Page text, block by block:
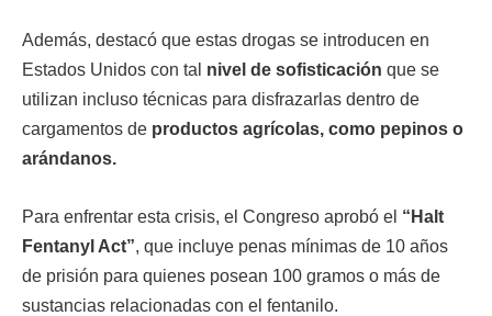
Además, destacó que estas drogas se introducen en
Estados Unidos con tal nivel de sofisticación que se
utilizan incluso técnicas para disfrazarlas dentro de
cargamentos de productos agrícolas, como pepinos o
arándanos.
Para enfrentar esta crisis, el Congreso aprobó el “Halt
Fentanyl Act”, que incluye penas mínimas de 10 años
de prisión para quienes posean 100 gramos o más de
sustancias relacionadas con el fentanilo.